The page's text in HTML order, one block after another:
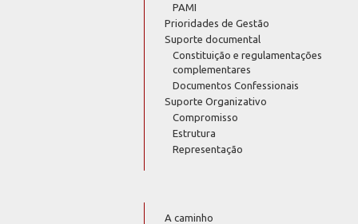
PAMI
Prioridades de Gestão
Suporte documental
Constituição e regulamentações
complementares
Documentos Confessionais
Suporte Organizativo
Compromisso
Estrutura
Representação
A caminho